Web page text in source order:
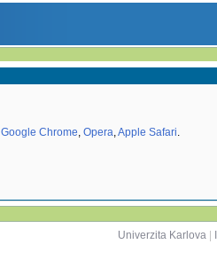
Google Chrome, Opera,Apple Safari.
Univerzita Karlova|